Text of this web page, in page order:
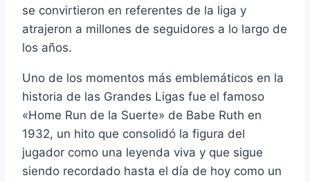
se convirtieron en referentes de la liga y
atrajeron a millones de seguidores a lo largo de
los años.
Uno de los momentos más emblemáticos en la
historia de las Grandes Ligas fue el famoso
«Home Run de la Suerte» de Babe Ruth en
1932, un hito que consolidó la figura del
jugador como una leyenda viva y que sigue
siendo recordado hasta el día de hoy como un